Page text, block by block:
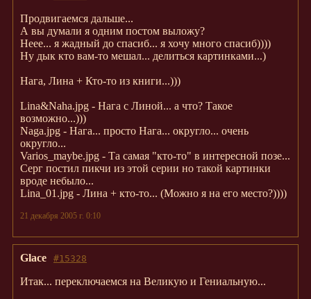
Продвигаемся дальше...
А вы думали я одним постом выложу?
Неее... я жадный до спасиб... я хочу много спасиб))))
Ну дык кто вам-то мешал... делиться картинками...)
Нага, Лина + Кто-то из книги...)))
Lina&Naha.jpg - Нага с Линой... а что? Такое
возможно...)))
Naga.jpg - Нага... просто Нага... округло... очень
округло...
Varios_maybe.jpg - Та самая "кто-то" в интересной позе...
Серг постил пикчи из этой серии но такой картинки
вроде небыло...
Lina_01.jpg - Лина + кто-то... (Можно я на его место?))))
21 декабря 2005 г. 0:10
#15328
Glace
Итак... переключаемся на Великую и Гениальную...